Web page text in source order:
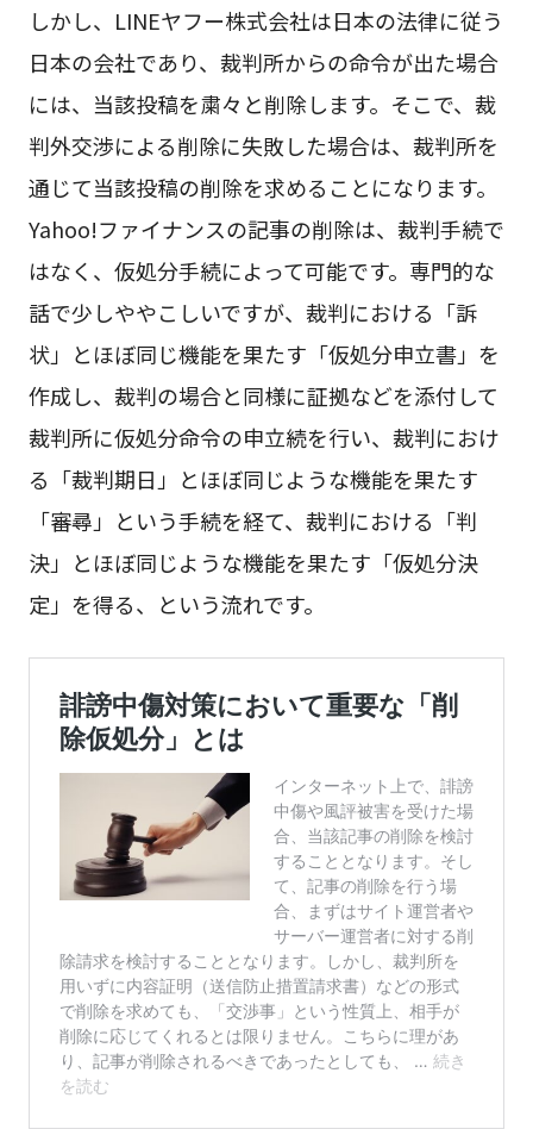
しかし、LINEヤフー株式会社は日本の法律に従う
日本の会社であり、裁判所からの命令が出た場合
には、当該投稿を粛々と削除します。そこで、裁
判外交渉による削除に失敗した場合は、裁判所を
通じて当該投稿の削除を求めることになります。
Yahoo!ファイナンスの記事の削除は、裁判手続で
はなく、仮処分手続によって可能です。専門的な
話で少しややこしいですが、裁判における「訴
状」とほぼ同じ機能を果たす「仮処分申立書」を
作成し、裁判の場合と同様に証拠などを添付して
裁判所に仮処分命令の申立続を行い、裁判におけ
る「裁判期日」とほぼ同じような機能を果たす
「審尋」という手続を経て、裁判における「判
決」とほぼ同じような機能を果たす「仮処分決
定」を得る、という流れです。